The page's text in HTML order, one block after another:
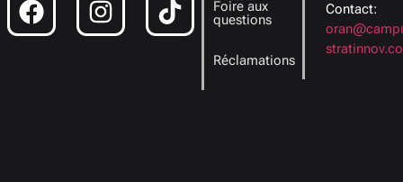
Contact:
Foire aux
questions
Réclamations